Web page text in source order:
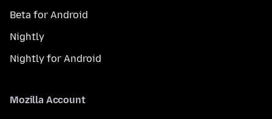
Beta for Android
Nightly
Nightly for Android
Mozilla Account